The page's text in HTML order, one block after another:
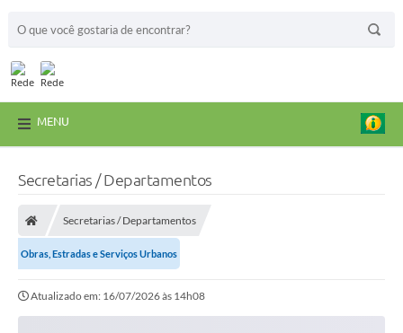
MENU
Secretarias / Departamentos
Secretarias / Departamentos
Obras, Estradas e Serviços Urbanos
Atualizado em: 16/07/2026 às 14h08